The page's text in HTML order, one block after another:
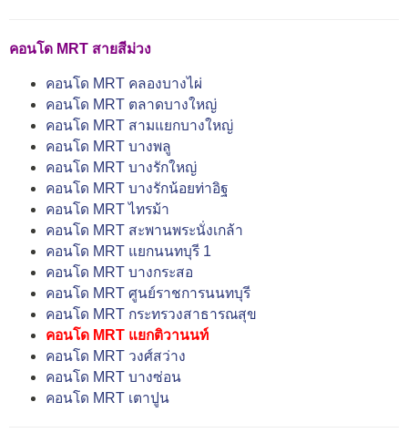
คอนโด MRT สายสีม่วง
คอนโด MRT คลองบางไผ่
คอนโด MRT ตลาดบางใหญ่
คอนโด MRT สามแยกบางใหญ่
คอนโด MRT บางพลู
คอนโด MRT บางรักใหญ่
คอนโด MRT บางรักน้อยท่าอิฐ
คอนโด MRT ไทรม้า
คอนโด MRT สะพานพระนั่งเกล้า
คอนโด MRT แยกนนทบุรี 1
คอนโด MRT บางกระสอ
คอนโด MRT ศูนย์ราชการนนทบุรี
คอนโด MRT กระทรวงสาธารณสุข
คอนโด MRT แยกติวานนท์
คอนโด MRT วงศ์สว่าง
คอนโด MRT บางซ่อน
คอนโด MRT เตาปูน